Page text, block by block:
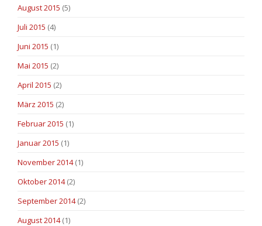
August 2015 (5)
Juli 2015 (4)
Juni 2015 (1)
Mai 2015 (2)
April 2015 (2)
März 2015 (2)
Februar 2015 (1)
Januar 2015 (1)
November 2014(1)
Oktober 2014(2)
September 2014(2)
August 2014(1)